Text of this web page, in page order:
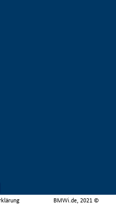
BMWi.de, 2021 ©